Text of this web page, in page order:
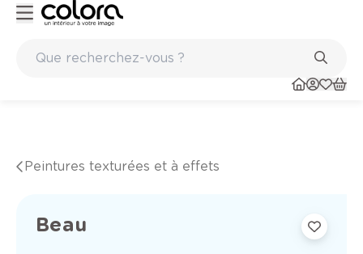
Peintures texturées et à effets
Beau